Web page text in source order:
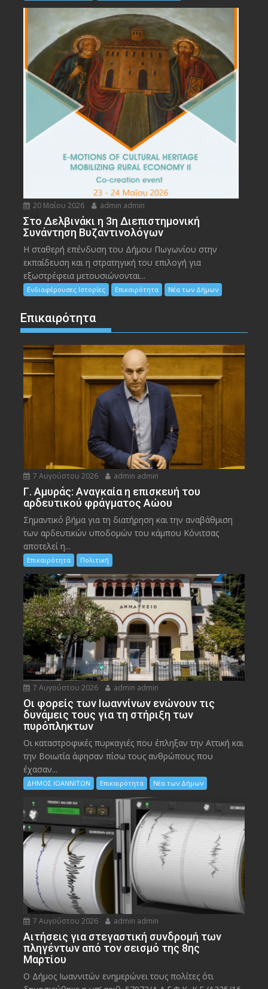
20 Μαΐου 2026 admin admin
Στο Δελβινάκι η 3η Διεπιστημονική
Συνάντηση Βυζαντινολόγων
Η σταθερή επένδυση του Δήμου Πωγωνίου στην
εκπαίδευση και η στρατηγική του επιλογή για
εξωστρέφεια μετουσιώνονται...
Ενδιαφέρουσες Ιστορίες Επικαιρότητα Νέα των Δήμων
Επικαιρότητα
7 Αυγούστου 2026 admin admin
Γ. Αμυράς: Αναγκαία η επισκευή του
αρδευτικού φράγματος Αώου
Σημαντικό βήμα για τη διατήρηση και την αναβάθμιση
των αρδευτικών υποδομών του κάμπου Κόνιτσας
αποτελεί η...
Επικαιρότητα Πολιτική
7 Αυγούστου 2026 admin admin
Οι φορείς των Ιωαννίνων ενώνουν τις
δυνάμεις τους για τη στήριξη των
πυρόπληκτων
Οι καταστροφικές πυρκαγιές που έπληξαν την Αττική και
την Bοιωτία άφησαν πίσω τους ανθρώπους που
έχασαν...
ΔΗΜΟΣ ΙΩΑΝΝΙΤΩΝ Επικαιρότητα Νέα των Δήμων
7 Αυγούστου 2026 admin admin
Αιτήσεις για στεγαστική συνδρομή των
πληγέντων από τον σεισμό της 8ης
Μαρτίου
Ο Δήμος Ιωαννιτών ενημερώνει τους πολίτες ότι